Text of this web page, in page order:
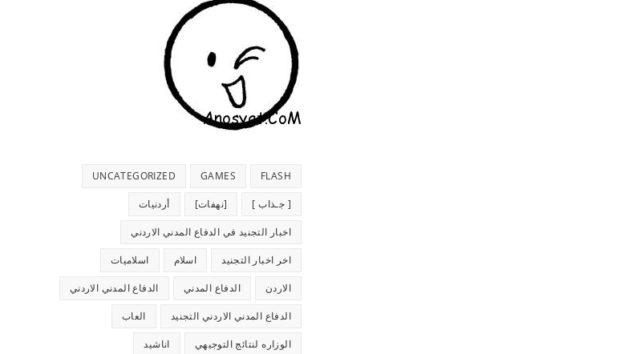
FLASH
GAMES
UNCATEGORIZED
[ جـذاب ] [نهفات] أردنيات
اخبار التجنيد في الدفاع المدني الاردني
اخر اخبار التجنيد اسلام اسلاميات
الاردن الدفاع المدني الدفاع المدني الاردني
الدفاع المدني الاردني التجنيد العاب
الوزاره لنتائج التوجيهي اناشيد